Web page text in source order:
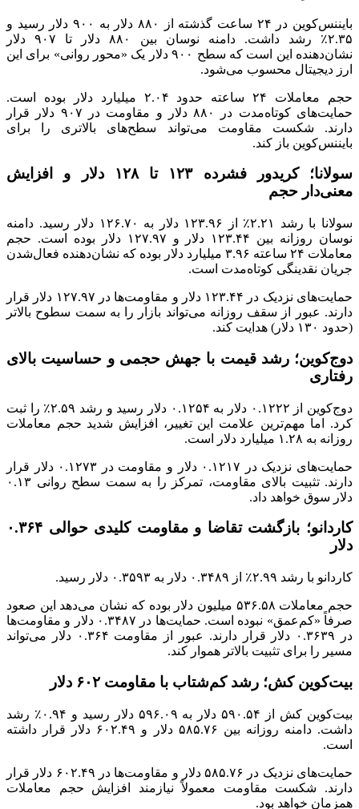
بایننس‌کوین در ۲۴ ساعت گذشته از ۸۸۰ دلار به ۹۰۰ دلار رسید و
۲.۳۵٪ رشد داشت. دامنه نوسان بین ۸۸۰ دلار تا ۹۰۷ دلار
نشان‌دهنده‌ این است که سطح ۹۰۰ دلار یک «محور روانی» برای این
ارز دیجیتال محسوب می‌شود.
حجم معاملات ۲۴ ساعته حدود ۲.۰۴ میلیارد دلار بوده است.
حمایت‌های کوتاه‌مدت در ۸۸۰ دلار و مقاومت در ۹۰۷ دلار قرار
دارند. شکست مقاومت می‌تواند سطح‌های بالاتری را برای
بایننس‌کوین باز کند.
سولانا؛ کریدور فشرده ۱۲۳ تا ۱۲۸ دلار و افزایش
معنی‌دار حجم
سولانا با رشد ۲.۲۱٪ از ۱۲۳.۹۶ دلار به ۱۲۶.۷۰ دلار رسید. دامنه
نوسان روزانه بین ۱۲۳.۴۴ دلار و ۱۲۷.۹۷ دلار بوده است. حجم
معاملات ۲۴ ساعته ۳.۹۶ میلیارد دلار بوده که نشان‌دهنده فعال‌شدن
جریان نقدینگی کوتاه‌مدت است.
حمایت‌های نزدیک در ۱۲۳.۴۴ دلار و مقاومت‌ها در ۱۲۷.۹۷ دلار قرار
دارند. عبور از سقف روزانه می‌تواند بازار را به سمت سطوح بالاتر
(حدود ۱۳۰ دلار) هدایت کند.
دوج‌کوین؛ رشد قیمت با جهش حجمی و حساسیت بالای
رفتاری
دوج‌کوین از ۰.۱۲۲۲ دلار به ۰.۱۲۵۴ دلار رسید و رشد ۲.۵۹٪ را ثبت
کرد. اما مهم‌ترین علامت این تغییر، افزایش شدید حجم معاملات
روزانه به ۱.۲۸ میلیارد دلار است.
حمایت‌های نزدیک در ۰.۱۲۱۷ دلار و مقاومت در ۰.۱۲۷۳ دلار قرار
دارند. تثبیت بالای مقاومت، تمرکز را به سمت سطح روانی ۰.۱۳
دلار سوق خواهد داد.
کاردانو؛ بازگشت تقاضا و مقاومت کلیدی حوالی ۰.۳۶۴
دلار
کاردانو با رشد ۲.۹۹٪ از ۰.۳۴۸۹ دلار به ۰.۳۵۹۳ دلار رسید.
حجم معاملات ۵۳۶.۵۸ میلیون دلار بوده که نشان می‌دهد این صعود
صرفاً «کم‌عمق» نبوده است. حمایت‌ها در ۰.۳۴۸۷ دلار و مقاومت‌ها
در ۰.۳۶۳۹ دلار قرار دارند. عبور از مقاومت ۰.۳۶۴ دلار می‌تواند
مسیر را برای تثبیت بالاتر هموار کند.
بیت‌کوین کش؛ رشد کم‌شتاب با مقاومت ۶۰۲ دلار
بیت‌کوین کش از ۵۹۰.۵۴ دلار به ۵۹۶.۰۹ دلار رسید و ۰.۹۴٪ رشد
داشت. دامنه روزانه بین ۵۸۵.۷۶ دلار و ۶۰۲.۴۹ دلار قرار داشته
است.
حمایت‌های نزدیک در ۵۸۵.۷۶ دلار و مقاومت‌ها در ۶۰۲.۴۹ دلار قرار
دارند. شکست مقاومت معمولاً نیازمند افزایش حجم معاملات
همزمان خواهد بود.